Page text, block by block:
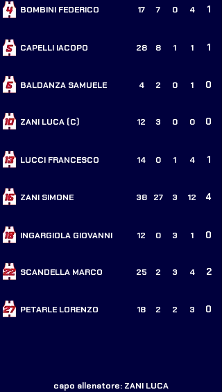
BOMBINI FEDERICO
CAPELLI IACOPO
BALDANZA SAMUELE
ZANI LUCA (C)
LUCCI FRANCESCO
ZANI SIMONE
INGARGIOLA GIOVANNI
SCANDELLA MARCO
PETARLE LORENZO
17
28
4
12
14
38
12
25
18
7
8
2
3
0
27
0
2
2
0
1
0
0
1
3
3
3
2
4
1
1
0
4
12
1
4
3
1
1
0
0
1
4
0
2
0
capo allenatore: ZANI LUCA